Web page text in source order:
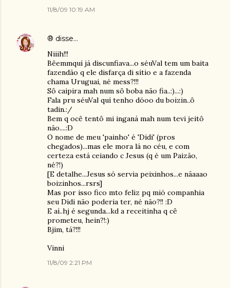
11/8/09 10:19 AM
® disse…
Niiih!!!
Bêemmquí já discunfiava...o séuVal tem um baita
fazendão q ele disfarça di sítio e a fazenda
chama Uruguai, né mess?!!!
Sô caipira mah num sô boba não fia..:)...:)
Fala pru séuVal quí tenho dóoo du boizin..ô
tadin.:/
Bem q ocê tentô mi inganá mah num tevi jeitô
não....:D
O nome de meu 'painho' é 'Didi' (pros
chegados)...mas ele mora lá no céu, e com
certeza está ceiando c Jesus (q é um Paizão,
né?!)
[E detalhe...Jesus só servia peixinhos...e nãaaao
boizinhos...rsrs]
Mas por isso fico mto feliz pq mió companhia
seu Didi não poderia ter, né não?!! :D
E aí..hj é segunda...kd a receitinha q cê
prometeu, hein?!:)
Bjim, tá?!!!
Vinni
11/8/09 2:21 PM